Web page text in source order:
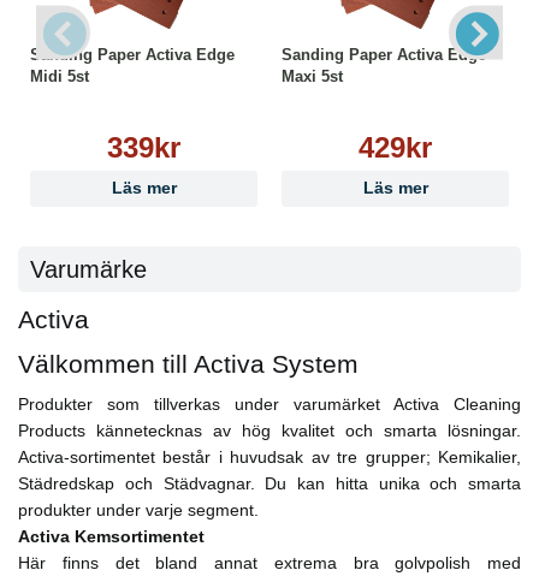
Sanding Paper Activa Edge
Midi 5st
339kr
Läs mer
Sanding Paper Activa Edge
Maxi 5st
429kr
Läs mer
Varumärke
Activa
Välkommen till Activa System
Produkter som tillverkas under varumärket Activa Cleaning
Products kännetecknas av hög kvalitet och smarta lösningar.
Activa-sortimentet består i huvudsak av tre grupper; Kemikalier,
Städredskap och Städvagnar. Du kan hitta unika och smarta
produkter under varje segment.
Activa Kemsortimentet
Här finns det bland annat extrema bra golvpolish med